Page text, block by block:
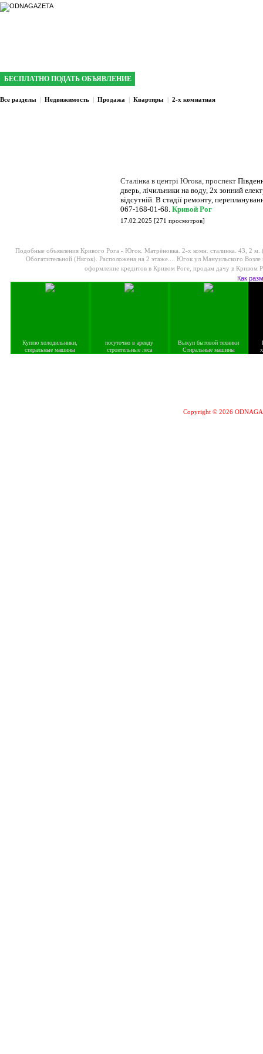
БЕСПЛАТНО ПОДАТЬ ОБЪЯВЛЕНИЕ
Все разделы | Недвижимость | Продажа | Квартиры | 2-х комнатная
Сталінка в центрі Югока, проспект
дверь, лічильники на воду, 2х зонний
відсутній. В стадії ремонту,
067-168-01-68. Кривой Рог
17.02.2025 [271 просмотров]
Подобные объявления Кривого Рога - Югок. Матрёновка. 2-х комн. сталинка. 43, 2
Обогатительной (Нкгок). Расположена на 2 этаже.... Югок ул Мануильского Возле
оформление кредитов в Кривом Роге, продам дачу в Кривом
Как
Куплю холодильники,
стиральные машины
посуточно в аренду
строительные леса
Выкуп бытовой техники
Стиральные машины
Copyright © 2026